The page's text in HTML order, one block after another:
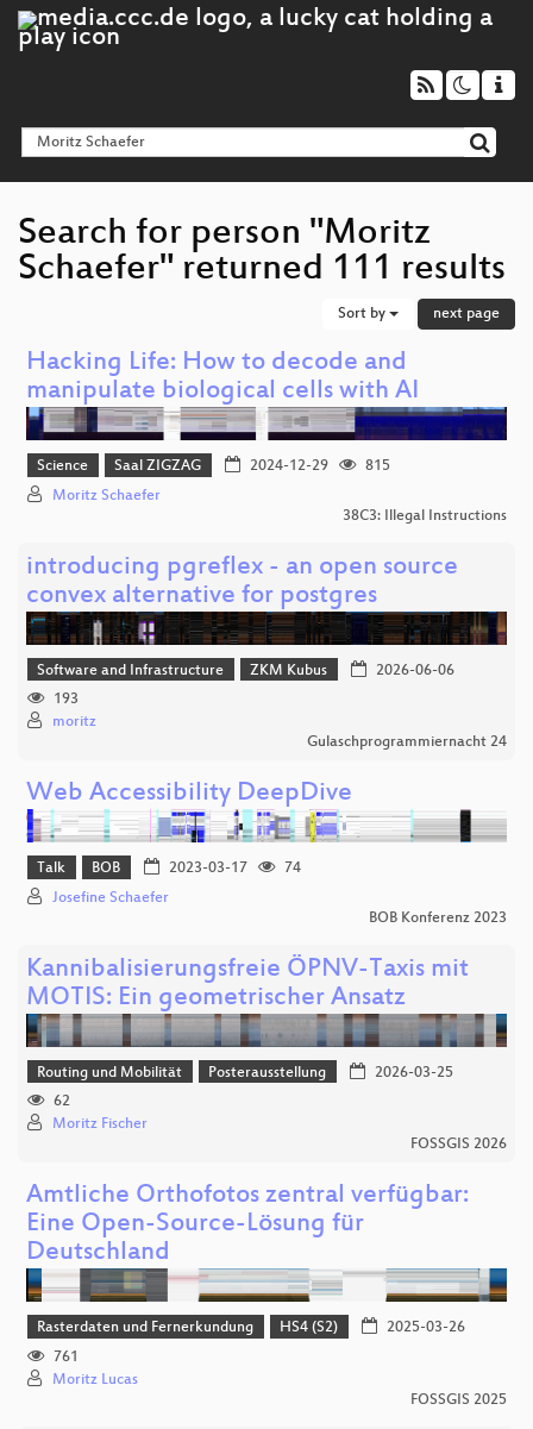
Search for person "Moritz
Schaefer" returned 111 results
Sort by next page
Hacking Life: How to decode and
manipulate biological cells with AI
Science Saal ZIGZAG 2024-12-29
815
Moritz Schaefer
38C3: Illegal Instructions
introducing pgreflex - an open source
convex alternative for postgres
Software and Infrastructure ZKM Kubus
2026-06-06
193
moritz
Gulaschprogrammiernacht 24
Web Accessibility DeepDive
Talk BOB 2023-03-17
74
Josefine Schaefer
BOB Konferenz 2023
Kannibalisierungsfreie ÖPNV-Taxis mit
MOTIS: Ein geometrischer Ansatz
Routing und Mobilität Posterausstellung
2026-03-25
62
Moritz Fischer
FOSSGIS 2026
Amtliche Orthofotos zentral verfügbar:
Eine Open-Source-Lösung für
Deutschland
Rasterdaten und Fernerkundung HS4 (S2)
2025-03-26
761
Moritz Lucas
FOSSGIS 2025